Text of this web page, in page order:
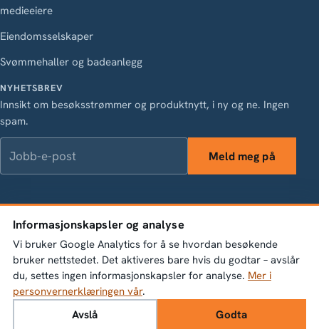
medieeiere
Eiendomsselskaper
Svømmehaller og badeanlegg
NYHETSBREV
Innsikt om besøksstrømmer og produktnytt, i ny og ne. Ingen
spam.
Meld meg på
LinkedIn Instagram Facebook
Vasagatan 28, 111 20 Stockholm · Org.nr 556845-1198 ·
info@bumbeelabs.se
© 2026 Bumbee Labs AB. Alle rettigheter forbeholdt.
PersonvernerklæringInnstillinger for informasjonskapsler
Book en demo
Informasjonskapsler og analyse
Vi bruker Google Analytics for å se hvordan besøkende
bruker nettstedet. Det aktiveres bare hvis du godtar – avslår
du, settes ingen informasjonskapsler for analyse. Mer i
personvernerklæringen vår.
Avslå
Godta